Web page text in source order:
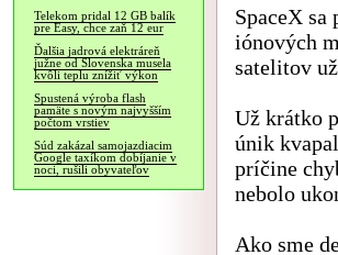
Telekom pridal 12 GB balík
pre Easy, chce zaň 12 eur
Ďalšia jadrová elektráreň
južne od Slovenska musela
kvôli teplu znížiť výkon
Spustená výroba flash
pamäte s novým najvyšším
počtom vrstiev
Súd zakázal samojazdiacim
Google taxíkom dobíjanie v
noci, rušili obyvateľov
SpaceX
iónových
satelitov
Už krátko
únik
príčine
nebolo
Ako sme